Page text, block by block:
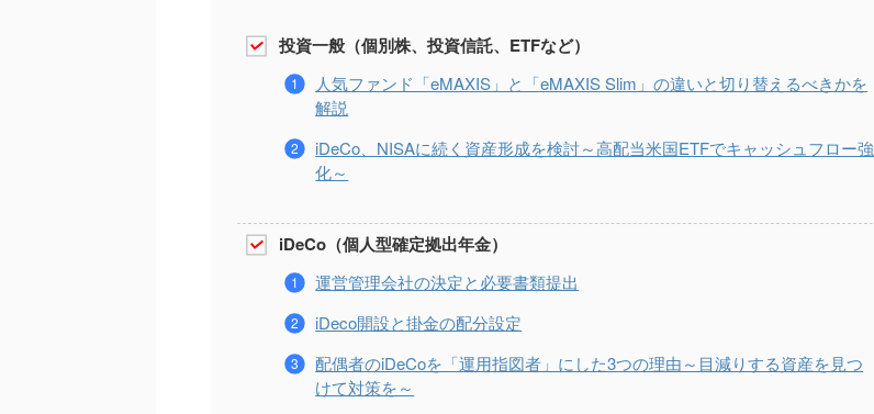
投資一般（個別株、投資信託、ETFなど）
人気ファンド「eMAXIS」と「eMAXIS Slim」の違いと切り替えるべきかを
解説
iDeCo、NISAに続く資産形成を検討～高配当米国ETFでキャッシュフロー強
化～
iDeCo（個人型確定拠出年金）
運営管理会社の決定と必要書類提出
iDeco開設と掛金の配分設定
配偶者のiDeCoを「運用指図者」にした3つの理由～目減りする資産を見つ
けて対策を～